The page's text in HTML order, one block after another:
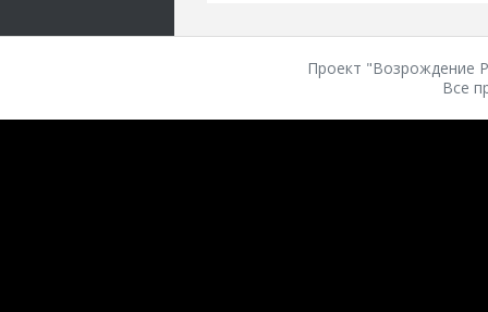
Проект "Возрождение
Все